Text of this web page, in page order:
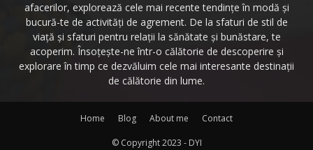
afacerilor, explorează cele mai recente tendințe în modă și
bucură-te de activități de agrement. De la sfaturi de stil de
viață și sfaturi pentru relații la sănătate și bunăstare, te
acoperim. Însoțește-ne într-o călătorie de descoperire și
explorare în timp ce dezvăluim cele mai interesante destinații
de călătorie din lume.
Home Blog About me Contact
© Copyright 2023 - DYI